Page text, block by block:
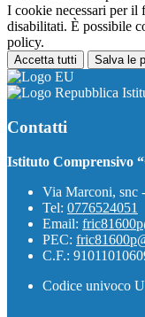
I cookie necessari per il
disabilitati. È possibile
policy.
Accetta tutti Salva le
Contatti
Istituto Comprensivo
Via Marconi, snc
Tel: 0776524051
Email:
PEC:
C.F.:
Codice univoco